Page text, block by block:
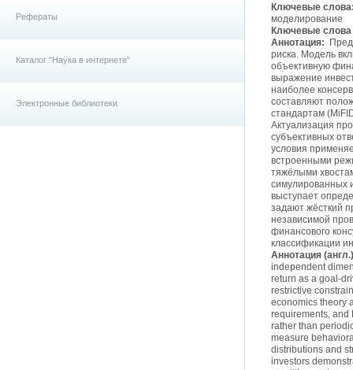
Рефераты
Каталог "Наука в интернете"
Электронные библиотеки
Ключевые
моделирование
Ключевые слова
Аннотация:
риска. Модель
объективную
выражение
наиболее
составляют
стандартам
Актуализация
субъективных
условия
встроенными
тяжёлыми
симулированных
выступает
задают жёсткий
независимой
финансового
классификации
Аннотация
independent
return as a goal-
restrictive
economics theory
requirements, and
rather than
measure
distributions and
investors